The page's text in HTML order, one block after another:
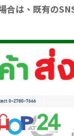
合は、既有の